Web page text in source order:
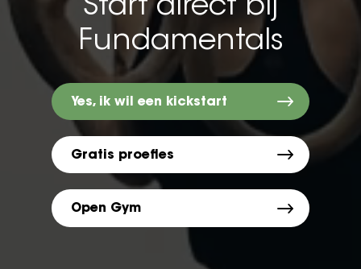
Start direct bij
Fundamentals
Yes, ik wil een kickstart
Gratis proefles
Open Gym